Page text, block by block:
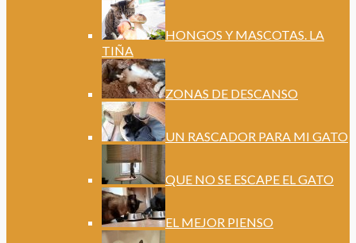
HONGOS Y MASCOTAS. LA
TIÑA
ZONAS DE DESCANSO
UN RASCADOR PARA MI GATO
QUE NO SE ESCAPE EL GATO
EL MEJOR PIENSO